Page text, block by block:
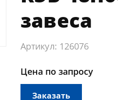
завеса
Артикул: 126076
Цена по запросу
Заказать